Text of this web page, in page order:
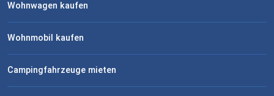
Wohnwagen kaufen
Wohnmobil kaufen
Campingfahrzeuge mieten